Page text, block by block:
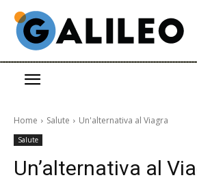
Home Salute Un'alternativa al Viagra
Salute
Un’alternativa al